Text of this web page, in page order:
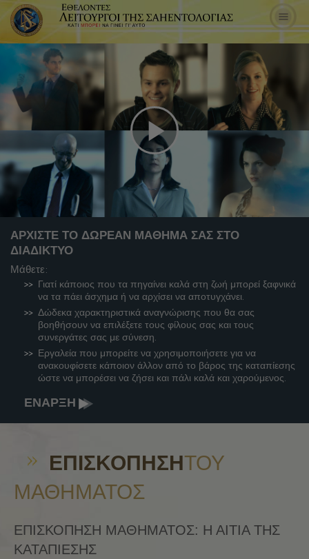
Play
Video
ΑΡΧΙΣΤΕ ΤΟ ΔΩΡΕΑΝ ΜΑΘΗΜΑ ΣΑΣ ΣΤΟ
ΔΙΑΔΙΚΤΥΟ
Μάθετε:
Γιατί κάποιος που τα πηγαίνει καλά στη ζωή μπορεί ξαφνικά
να τα πάει άσχημα ή να αρχίσει να αποτυγχάνει.
Δώδεκα χαρακτηριστικά αναγνώρισης που θα σας
βοηθήσουν να επιλέξετε τους φίλους σας και τους
συνεργάτες σας με σύνεση.
Εργαλεία που μπορείτε να χρησιμοποιήσετε για να
ανακουφίσετε κάποιον άλλον από το βάρος της καταπίεσης
ώστε να μπορέσει να ζήσει και πάλι καλά και χαρούμενος.
ΕΝΑΡΞΗ
ΕΠΙΣΚΌΠΗΣΗΤΟΥ
ΜΑΘΉΜΑΤΟΣ
ΕΠΙΣΚΟΠΗΣΗ ΜΑΘΗΜΑΤΟΣ: Η ΑΙΤΙΑ ΤΗΣ
ΚΑΤΑΠΙΕΣΗΣ